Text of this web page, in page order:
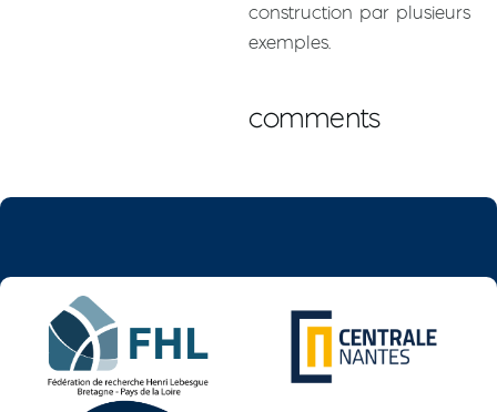
construction par plusieurs
exemples.
comments